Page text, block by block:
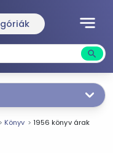
notes
search
Könyv 1956 könyv árak